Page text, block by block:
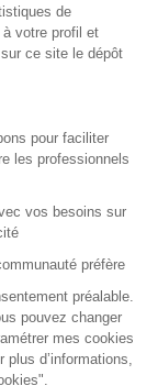
de
votre profil et
ce site le dépôt
pour faciliter
les professionnels
vos besoins sur
préfère
préalable.
pouvez changer
mes cookies
d’informations,